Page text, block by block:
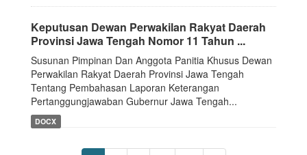
Keputusan Dewan Perwakilan Rakyat Daerah
Provinsi Jawa Tengah Nomor 11 Tahun ...
Susunan Pimpinan Dan Anggota Panitia Khusus Dewan
Perwakilan Rakyat Daerah Provinsi Jawa Tengah
Tentang Pembahasan Laporan Keterangan
Pertanggungjawaban Gubernur Jawa Tengah...
DOCX